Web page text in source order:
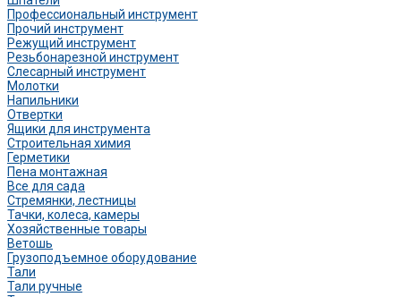
Профессиональный инструмент
Прочий инструмент
Режущий инструмент
Резьбонарезной инструмент
Слесарный инструмент
Молотки
Напильники
Отвертки
Ящики для инструмента
Строительная химия
Герметики
Пена монтажная
Все для сада
Стремянки, лестницы
Тачки, колеса, камеры
Хозяйственные товары
Ветошь
Грузоподъемное оборудование
Тали
Тали ручные